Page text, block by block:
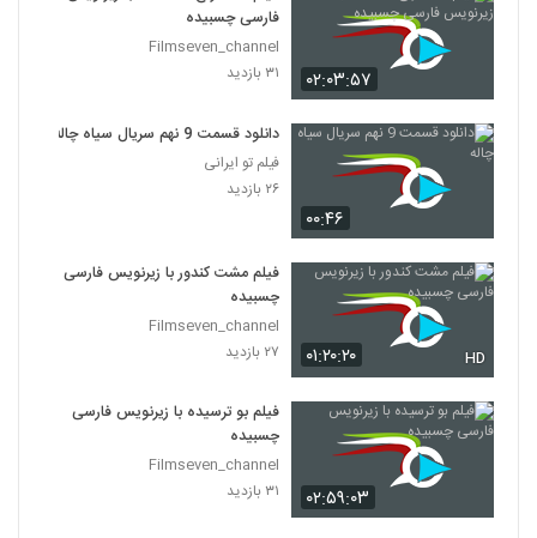
۰۲:۰۳:۵۷
فارسی چسبیده
Filmseven_channel
۳۱ بازدید
۰۰:۴۶
دانلود قسمت 9 نهم سریال سیاه چاله
فیلم تو ایرانی
۲۶ بازدید
۰۱:۲۰:۲۰ HD
فیلم مشت کندور با زیرنویس فارسی
چسبیده
Filmseven_channel
۲۷ بازدید
۰۲:۵۹:۰۳
فیلم بو ترسیده با زیرنویس فارسی
چسبیده
Filmseven_channel
۳۱ بازدید